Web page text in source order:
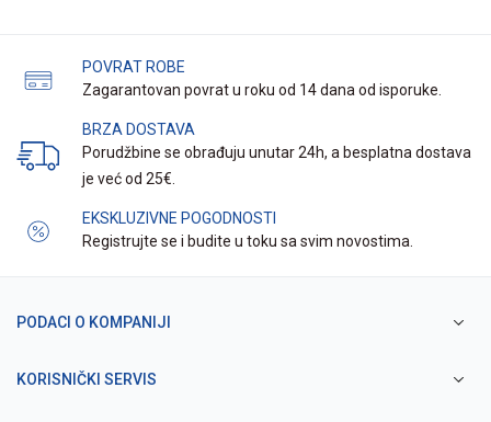
POVRAT ROBE
Zagarantovan povrat u roku od 14 dana od isporuke.
BRZA DOSTAVA
Porudžbine se obrađuju unutar 24h, a besplatna dostava
je već od 25€.
EKSKLUZIVNE POGODNOSTI
Registrujte se i budite u toku sa svim novostima.
PODACI O KOMPANIJI
KORISNIČKI SERVIS